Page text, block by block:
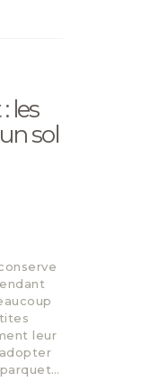
les
sol
leur